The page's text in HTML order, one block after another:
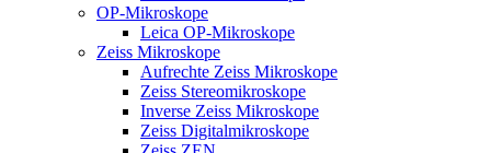
OP-Mikroskope
Leica OP-Mikroskope
Zeiss Mikroskope
Aufrechte Zeiss Mikroskope
Zeiss Stereomikroskope
Inverse Zeiss Mikroskope
Zeiss Digitalmikroskope